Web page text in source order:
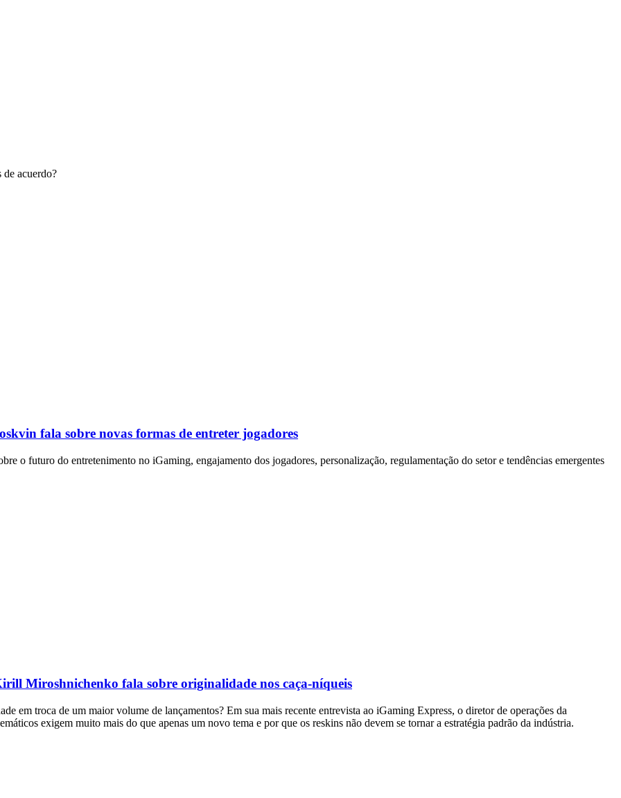
acuerdo?
fala sobre novas formas de entreter jogadores
o futuro do entretenimento no iGaming, engajamento dos jogadores, personalização, regulamentação do setor e tendências emergentes
Miroshnichenko fala sobre originalidade nos caça-níqueis
em troca de um maior volume de lançamentos? Em sua mais recente entrevista ao iGaming Express, o diretor de operações da
exigem muito mais do que apenas um novo tema e por que os reskins não devem se tornar a estratégia padrão da indústria.